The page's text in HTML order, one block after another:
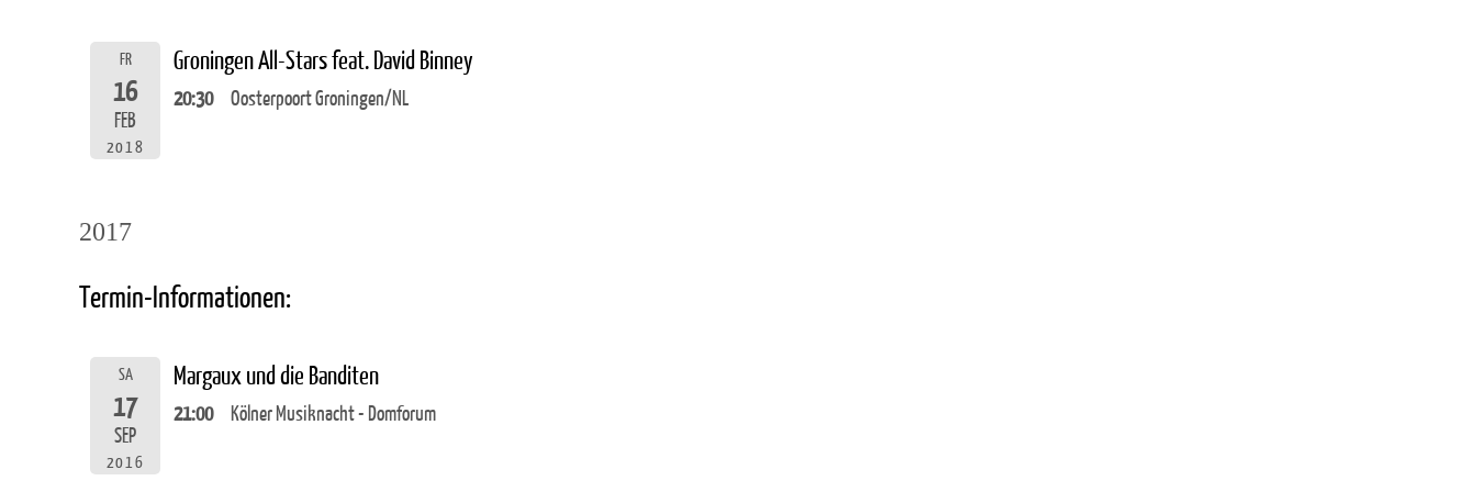
FR
16
FEB
2018
Groningen All-Stars feat. David Binney
20:30 Oosterpoort Groningen/NL
2017
Termin-Informationen:
SA
17
SEP
2016
Margaux und die Banditen
21:00 Kölner Musiknacht - Domforum